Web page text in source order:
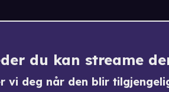
du kan streame
vi deg når den blir